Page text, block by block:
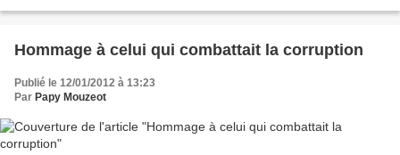
Hommage à celui qui combattait la corruption
Publié le 12/01/2012 à 13:23
Par Papy Mouzeot